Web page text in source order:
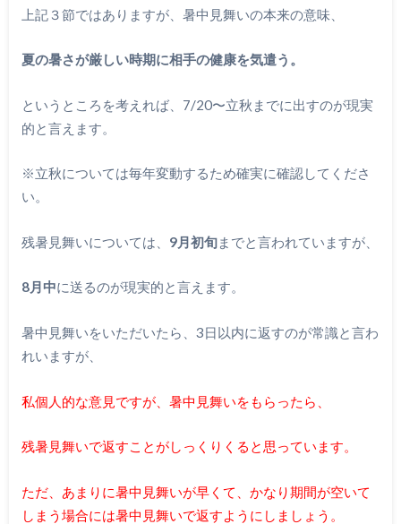
上記３節ではありますが、暑中見舞いの本来の意味、
夏の暑さが厳しい時期に相手の健康を気遣う。
というところを考えれば、7/20〜立秋までに出すのが現実
的と言えます。
※立秋については毎年変動するため確実に確認してくださ
い。
残暑見舞いについては、 9月初旬までと言われていますが、
8月中に送るのが現実的と言えます。
暑中見舞いをいただいたら、3日以内に返すのが常識と言わ
れいますが、
私個人的な意見ですが、暑中見舞いをもらったら、
残暑見舞いで返すことがしっくりくると思っています。
ただ、あまりに暑中見舞いが早くて、かなり期間が空いて
しまう場合には暑中見舞いで返すようにしましょう。